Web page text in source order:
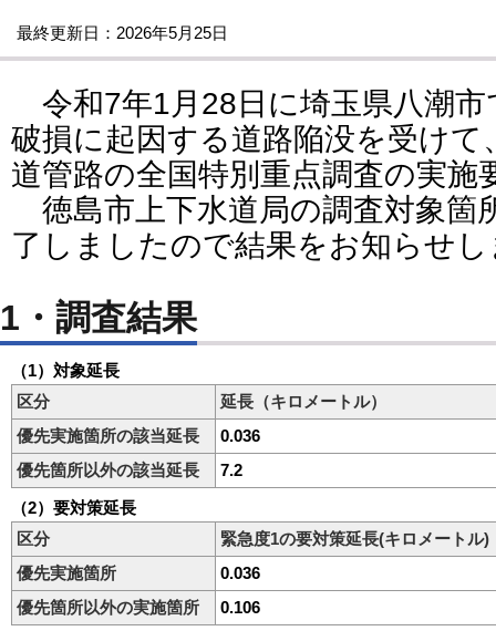
最終更新日：2026年5月25日
令和7年1月28日に埼玉県八潮市
破損に起因する道路陥没を受けて
道管路の全国特別重点調査の実施
徳島市上下水道局の調査対象箇
了しましたので結果をお知らせ
1・調査結果
（1）対象延長
区分
延長（キロメートル）
優先実施箇所の該当延長
0.036
優先箇所以外の該当延長
7.2
（2）要対策延長
区分
緊急度1の要対策延長(キロメートル)
優先実施箇所
0.036
優先箇所以外の実施箇所
0.106